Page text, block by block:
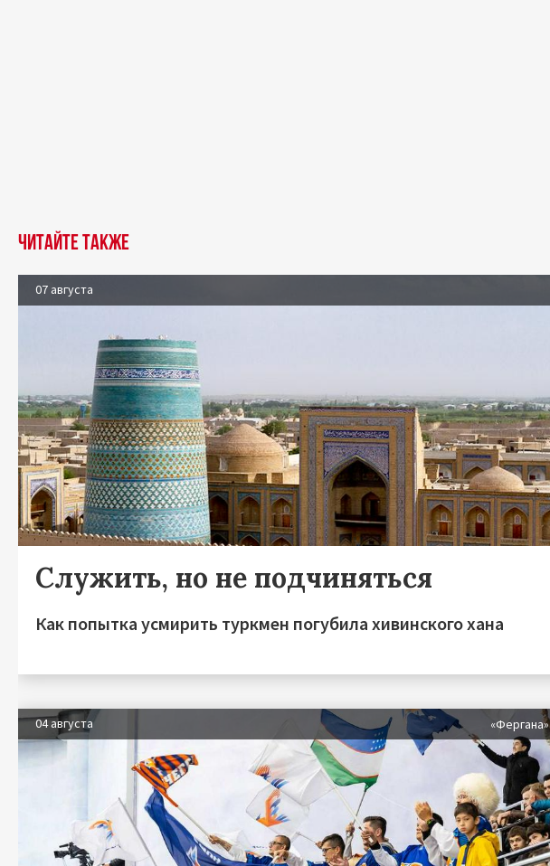
Читайте также
07 августа
Служить, но не подчиняться
Как попытка усмирить туркмен погубила хивинского хана
04 августа «Фергана»